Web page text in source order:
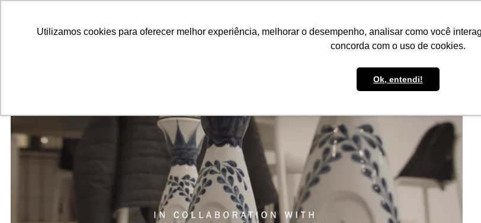
Utilizamos cookies para oferecer melhor experiência, melhorar o desempenho, analisar como você
concorda com o uso de cookies.
Ok, entendi!